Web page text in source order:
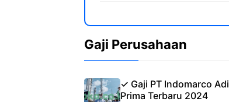
Gaji Perusahaan
✓ Gaji PT Indomarco Adi
Prima Terbaru 2024